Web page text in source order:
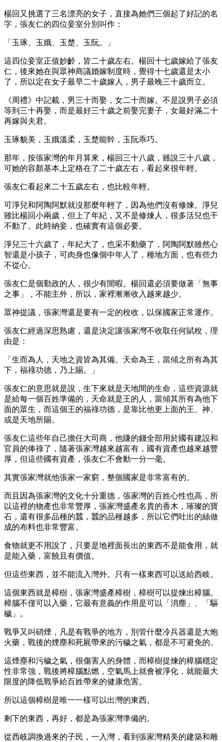
楊回又挑選了三名漂亮的女子，直接為她們三個起了好記的名
字，張友仁的四位妾室分別叫作：
「玉琢、玉娥、玉楚、玉阮。」
這四位妾室正值妙齡，皆二十歲左右。楊回十七歲嫁給了張友
仁，後來她在與眾神商議婚嫁制度時，覺得十七歲還是太小
了，所以定在女子最早二十歲嫁人，男子最晚三十歲而立。
《周禮》中記載，男三十而娶，女二十而嫁。不是說男子必須
等到三十再娶，而是最好三十歲之前娶完妻子，女最好滿二十
再嫁與夫君。
玉琢貌美，玉娥溫柔，玉楚能幹，玉阮乖巧。
那年，按張家灣的年月算來，楊回三十八歲，雖說三十八歲，
可她的容顏基本上定格在了二十歲左右，看起來很年輕。
張友仁看起來二十五歲左右，也比較年輕。
可淨兒和阿陶阿默就沒那麼年輕了，因為他們沒有修煉。淨兒
雖比楊回小兩歲，但上了年紀，又不是修煉人，很多活兒也干
不動了。此時納妾，也確實有這個必要。
淨兒三十六歲了，年紀大了，也采不動藥了，阿陶阿默雖然心
智還是小孩子，可肉身也像個中年人了，種地方面，也有些力
不從心。
張友仁是個勤政的人，很少有閒暇。楊回還必須要做著「無事
之事」，不能主外，所以，家裡漸漸收入越來越少。
眾神提議，張家灣還是要有一定的稅收，以保國家正常運作。
張友仁經過深思熟慮，還是決定讓張家灣不收取任何賦稅，理
由是：
「生而為人，天地之資皆為其備。天命為王，當傾之所有為其
下，福祿功德，乃上賜。」
張友仁的意思就是說，生下來就是天地間的生命，這些資源就
是給每一個百姓準備的，天命就是王的人，當傾其所有為他下
面的眾生，而這個王的福祿功德，是靠比他更上面的王、神、
或是天地所賜。
張友仁這些年自己擔任大司商，他賺的錢全部用於國有建設和
官員的俸祿了，隨著張家灣越來越富有，國有資產也越來越豐
厚，但這些國有資產，張友仁不會動一分一毫。
其實張家灣就他張家一家窮，整個國家是非常富有的。
而且因為張家灣的文化十分重德，張家灣的百姓心性也高，所
以這裡的物產也非常豐厚，張家灣盛產名貴的香木，璀璨的寶
石，還有很多品種的蠶，蠶的品種越多，所以它們吐出的絲做
成的布料也非常豐富。
食物就更不用說了，只要是地裡面長出的東西不是能食用，就
是能入藥，富饒且有價值。
但這些東西，並不能流入灣外。只有一樣東西可以送給西岐。
這個東西就是樟樹，張家灣盛產樟樹，樟樹可以提煉出樟腦。
樟腦不僅可以入藥，它最有意義的作用是可以「消塵」、「驅
穢」。
戰爭又叫硝煙，凡是有戰爭的地方，別管什麼冷兵器還是大炮
火藥，戰後的煙塵和死屍帶來的污穢之氣，都是不可避免的。
這煙塵和污穢之氣，很傷害人的身體，而樟樹提煉的樟腦穩定
性非常強，戰後將樟腦點燃，空氣馬上就會被淨化，就能最大
限度的降低戰爭給百姓帶來的健康危害。
所以這個樟樹是唯一一樣可以出灣的東西。
剩下的東西，再好，都是為張家灣準備的。
從西岐調換過來的子民，一入灣，看到張家灣精美的建築和雕